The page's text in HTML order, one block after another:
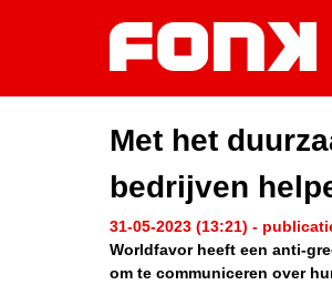
Met het
bedrijven
31-05-2023 (13:21) -
Worldfavor heeft een anti-
om te communiceren over